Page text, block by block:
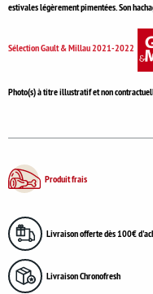
estivales légèrement pimentées. Son
Sélection Gault & Millau 2021-2022
Photo(s) à titre illustratif et non
Produit frais
Livraison offerte dès 100€
Livraison Chronofresh